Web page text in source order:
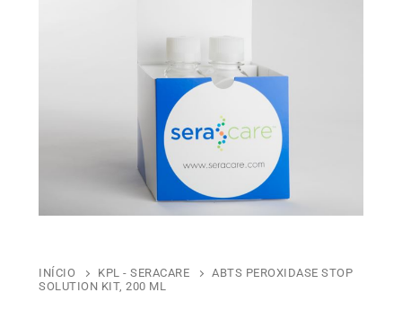
INÍCIO KPL - SERACARE
ABTS PEROXIDASE STOP
SOLUTION KIT, 200 ML